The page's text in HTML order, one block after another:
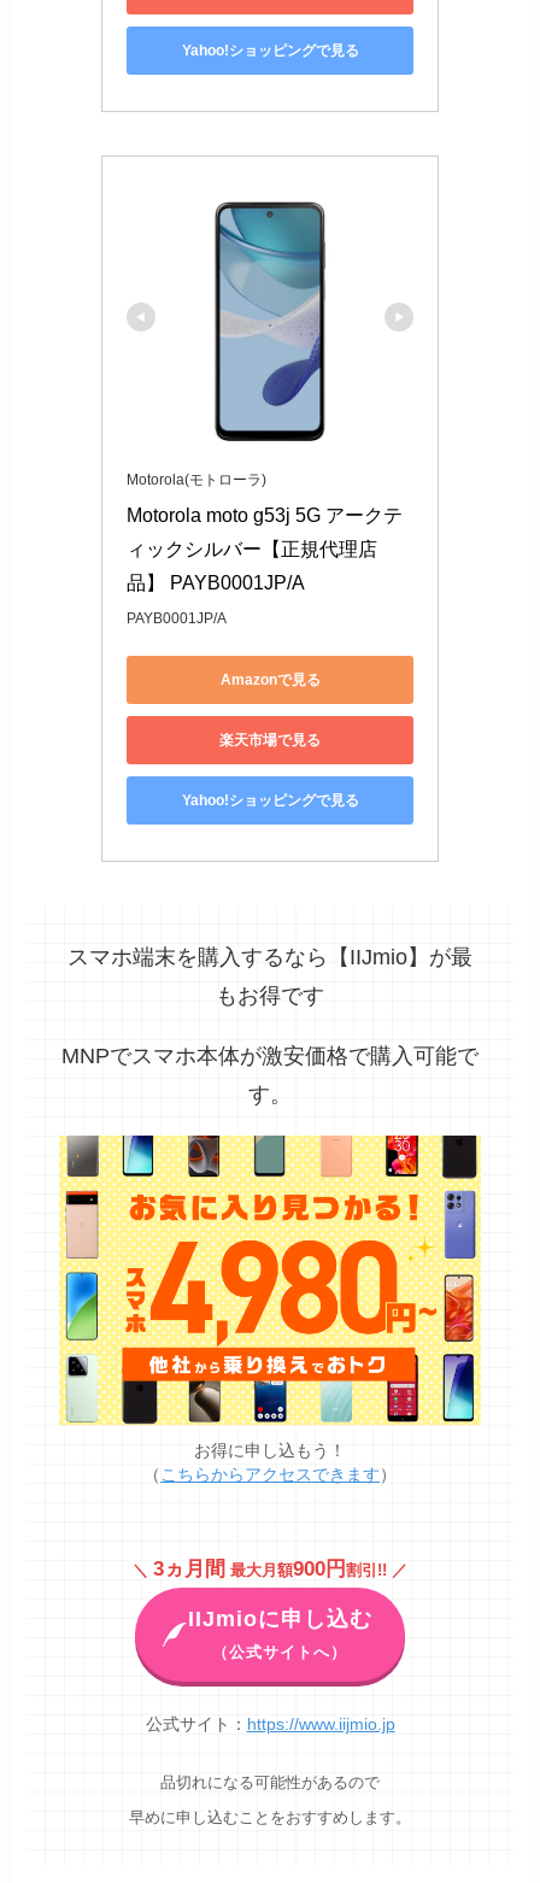
Yahoo!ショッピングで見る
Motorola(モトローラ)
Motorola moto g53j 5G アークテ
ィックシルバー【正規代理店
品】 PAYB0001JP/A
PAYB0001JP/A
Amazonで見る
楽天市場で見る
Yahoo!ショッピングで見る
スマホ端末を購入するなら【IIJmio】が最
もお得です
MNPでスマホ本体が激安価格で購入可能で
す。
お得に申し込もう！
（ こちらからアクセスできます）
＼ 3ヵ月間 最大月額900円 割引!! ／
IIJmioに申し込む
（公式サイトへ）
公式サイト： https://www.iijmio.jp
品切れになる可能性があるので
早めに申し込むことをおすすめします。